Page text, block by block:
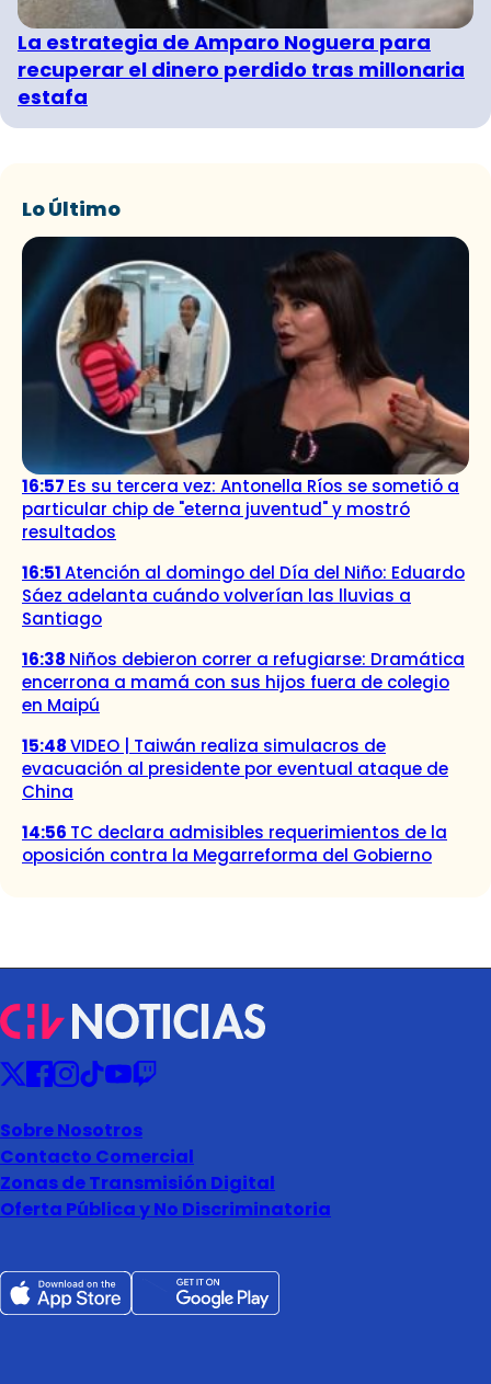
La estrategia de Amparo Noguera para
recuperar el dinero perdido tras millonaria
estafa
Lo Último
16:57 Es su tercera vez: Antonella Ríos se sometió a
particular chip de "eterna juventud" y mostró
resultados
16:51Atención al domingo del Día del Niño: Eduardo
Sáez adelanta cuándo volverían las lluvias a
Santiago
16:38 Niños debieron correr a refugiarse: Dramática
encerrona a mamá con sus hijos fuera de colegio
en Maipú
15:48VIDEO | Taiwán realiza simulacros de
evacuación al presidente por eventual ataque de
China
14:56 TC declara admisibles requerimientos de la
oposición contra la Megarreforma del Gobierno
Sobre Nosotros
Contacto Comercial
Zonas de Transmisión Digital
Oferta Pública y No Discriminatoria